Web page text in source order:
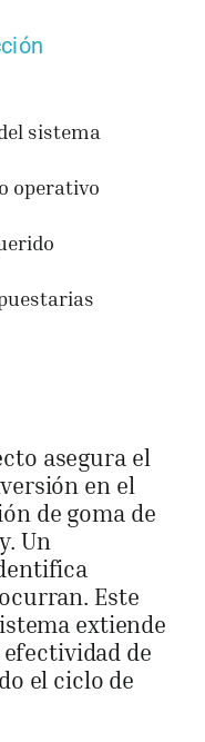
sistema
operativo
asegura el
en el
de goma de
Un
Este
extiende
de
el ciclo de